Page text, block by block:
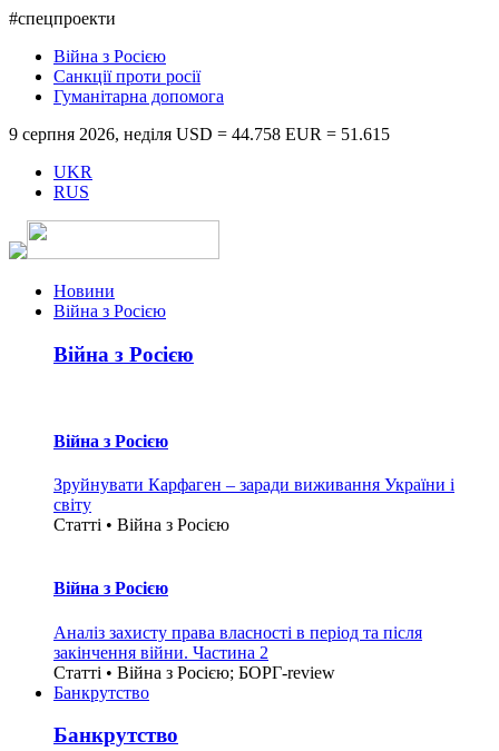
#спецпроекти
Війна з Росією
Санкції проти росії
Гуманітарна допомога
9 серпня 2026, неділя USD = 44.758 EUR = 51.615
UKR
RUS
Новини
Війна з Росією
Війна з Росією
Війна з Росією
Зруйнувати Карфаген – заради виживання України і
світу
Статті • Війна з Росією
Війна з Росією
Аналіз захисту права власності в період та після
закінчення війни. Частина 2
Статті • Війна з Росією; БОРГ-review
Банкрутство
Банкрутство